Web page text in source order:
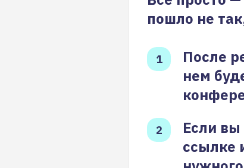
пошло не
После
нем
Если вы
ссылке